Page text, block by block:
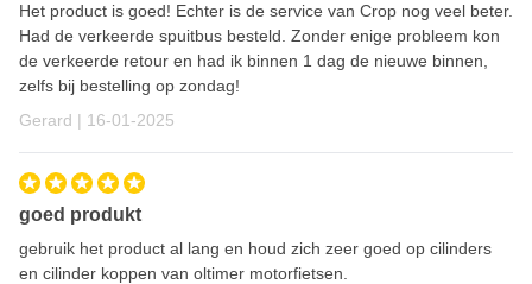
Het product is goed! Echter is de service van Crop nog veel beter.
Had de verkeerde spuitbus besteld. Zonder enige probleem kon
de verkeerde retour en had ik binnen 1 dag de nieuwe binnen,
zelfs bij bestelling op zondag!
Gerard | 16 januari 2025
16-01-2025
goed produkt
gebruik het product al lang en houd zich zeer goed op cilinders
en cilinder koppen van oltimer motorfietsen.